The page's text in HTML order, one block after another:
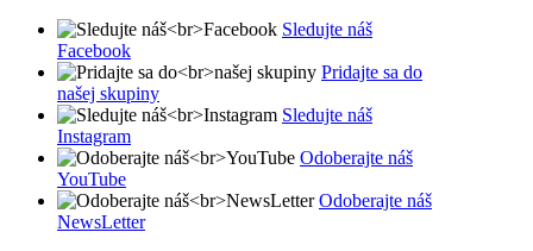
Sledujte náš
Facebook
Pridajte sa do
našej skupiny
Sledujte náš
Instagram
Odoberajte náš
YouTube
Odoberajte náš
NewsLetter